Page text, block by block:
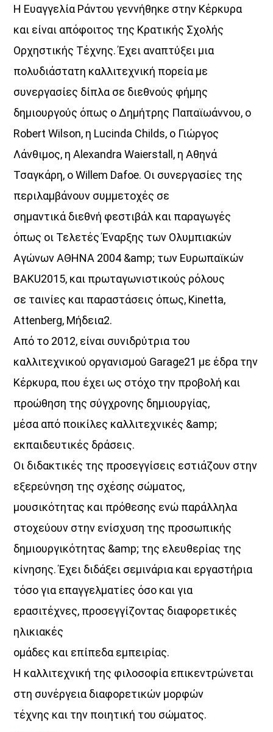
Η Ευαγγελία Ράντου γεννήθηκε στην Κέρκυρα
και είναι απόφοιτος της Κρατικής Σχολής
Ορχηστικής Τέχνης. Έχει αναπτύξει μια
πολυδιάστατη καλλιτεχνική πορεία με
συνεργασίες δίπλα σε διεθνούς φήμης
δημιουργούς όπως ο Δημήτρης Παπαϊωάννου, ο
Robert Wilson, η Lucinda Childs, ο Γιώργος
Λάνθιμος, η Alexandra Waierstall, η Αθηνά
Τσαγκάρη, o Willem Dafoe. Οι συνεργασίες της
περιλαμβάνουν συμμετοχές σε
σημαντικά διεθνή φεστιβάλ και παραγωγές
όπως οι Τελετές Έναρξης των Ολυμπιακών
Αγώνων ΑΘΗΝΑ 2004 &amp; των Ευρωπαϊκών
BAKU2015, και πρωταγωνιστικούς ρόλους
σε ταινίες και παραστάσεις όπως, Kinetta,
Attenberg, Μήδεια2.
Από το 2012, είναι συνιδρύτρια του
καλλιτεχνικού οργανισμού Garage21 με έδρα την
Κέρκυρα, που έχει ως στόχο την προβολή και
προώθηση της σύγχρονης δημιουργίας,
μέσα από ποικίλες καλλιτεχνικές &amp;
εκπαιδευτικές δράσεις.
Οι διδακτικές της προσεγγίσεις εστιάζουν στην
εξερεύνηση της σχέσης σώματος,
μουσικότητας και πρόθεσης ενώ παράλληλα
στοχεύουν στην ενίσχυση της προσωπικής
δημιουργικότητας &amp; της ελευθερίας της
κίνησης. Έχει διδάξει σεμινάρια και εργαστήρια
τόσο για επαγγελματίες όσο και για
ερασιτέχνες, προσεγγίζοντας διαφορετικές
ηλικιακές
ομάδες και επίπεδα εμπειρίας.
Η καλλιτεχνική της φιλοσοφία επικεντρώνεται
στη συνέργεια διαφορετικών μορφών
τέχνης και την ποιητική του σώματος.